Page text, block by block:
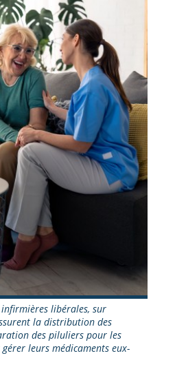
infirmières libérales, sur
la distribution des
des piluliers pour les
leurs médicaments eux-